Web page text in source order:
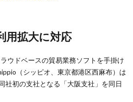
用拡大に対応
ウドベースの貿易業務ソフトを手掛け
（シッピオ、東京都港区西麻布）は
社初の支社となる「大阪支社」を同日